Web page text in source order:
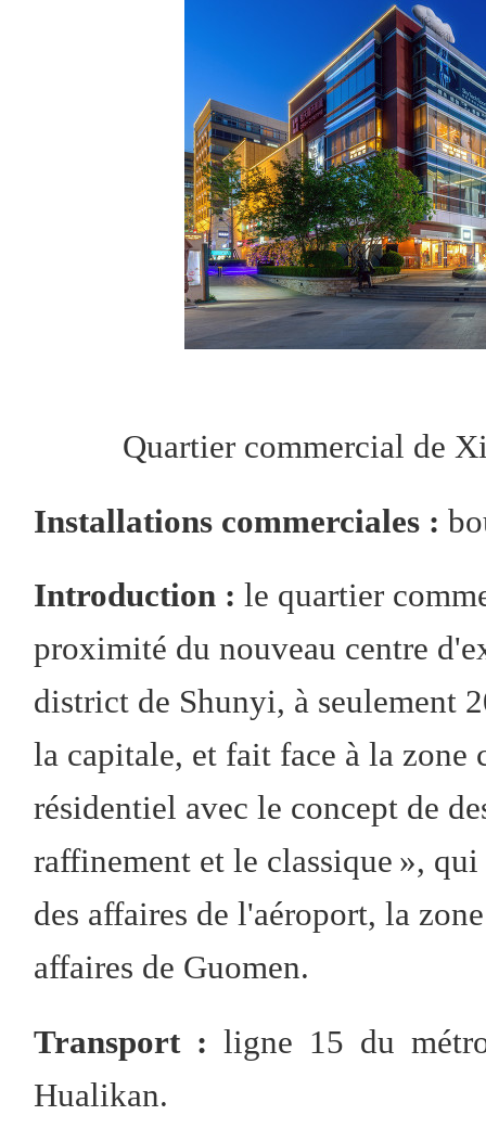
Quartier commercial de
Installations commerciales :
Introduction : le quartier
proximité du nouveau centre
district de Shunyi, à seulement
la capitale, et fait face à la zone
résidentiel avec le concept de
raffinement et le classique »,
des affaires de l'aéroport, la
affaires de Guomen.
Transport :ligne 15 du
Hualikan.